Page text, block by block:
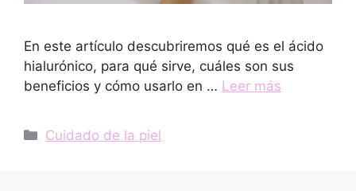
En este artículo descubriremos qué es el ácido
hialurónico, para qué sirve, cuáles son sus
beneficios y cómo usarlo en … Leer más
Categorías
Cuidado de la piel